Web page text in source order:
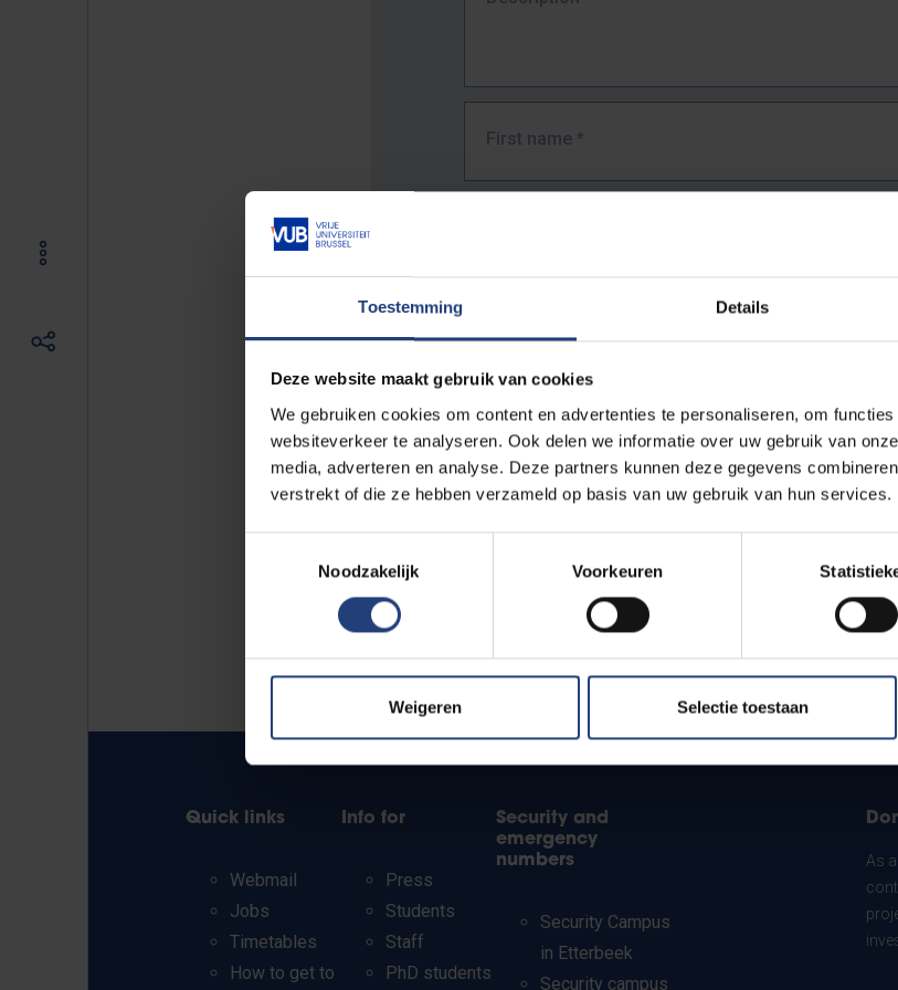
Toestemming Details
Deze website maakt gebruik van cookies
We gebruiken cookies om content en advertenties te personaliseren, om
websiteverkeer te analyseren. Ook delen we informatie over uw gebruik van
media, adverteren en analyse. Deze partners kunnen deze gegevens
verstrekt of die ze hebben verzameld op basis van uw gebruik van hun services.
Noodzakelijk
Voorkeuren
Weigeren Selectie toestaan
First name *
The full URL of the page where you encountered the error.
E.g. https://www.vub.be/nl/studeren-aan-de-vub/alle-opleidingen
Quick links
Webmail
Jobs
Timetables
How to get to
Info for
Press
Students
Staff
PhD students
Security and
emergency
numbers
Security Campus
in Etterbeek
Security campus
As